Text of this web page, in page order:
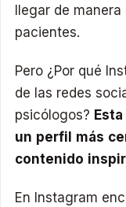
llegar de
pacientes.
Pero ¿Por qué
de las redes
psicólogos?
un perfil más
contenido
En Instagram